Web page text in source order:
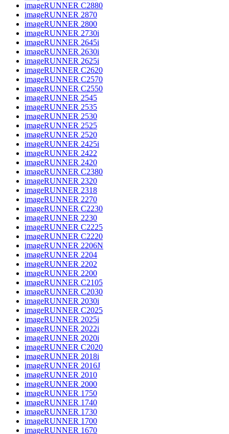
imageRUNNER C2880
imageRUNNER 2870
imageRUNNER 2800
imageRUNNER 2730i
imageRUNNER 2645i
imageRUNNER 2630i
imageRUNNER 2625i
imageRUNNER C2620
imageRUNNER C2570
imageRUNNER C2550
imageRUNNER 2545
imageRUNNER 2535
imageRUNNER 2530
imageRUNNER 2525
imageRUNNER 2520
imageRUNNER 2425i
imageRUNNER 2422
imageRUNNER 2420
imageRUNNER C2380
imageRUNNER 2320
imageRUNNER 2318
imageRUNNER 2270
imageRUNNER C2230
imageRUNNER 2230
imageRUNNER C2225
imageRUNNER C2220
imageRUNNER 2206N
imageRUNNER 2204
imageRUNNER 2202
imageRUNNER 2200
imageRUNNER C2105
imageRUNNER C2030
imageRUNNER 2030i
imageRUNNER C2025
imageRUNNER 2025i
imageRUNNER 2022i
imageRUNNER 2020i
imageRUNNER C2020
imageRUNNER 2018i
imageRUNNER 2016J
imageRUNNER 2010
imageRUNNER 2000
imageRUNNER 1750
imageRUNNER 1740
imageRUNNER 1730
imageRUNNER 1700
imageRUNNER 1670